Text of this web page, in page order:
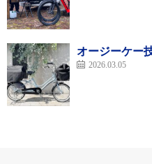
パスシティVは、登坂時な
ング）を実現し、坂道など
を搭載。24型ホイールと内
り通勤や街乗りなどで使い
レームと砲弾型バッテリー
オージーケー
2026.03.05